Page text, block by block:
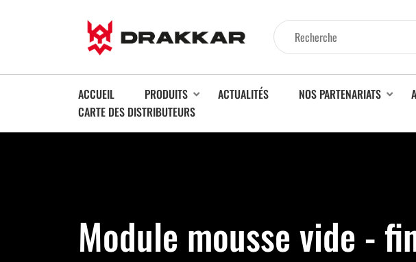
ACCUEIL PRODUITS ACTUALITÉS NOS PARTENARIATS
CARTE DES DISTRIBUTEURS
Module mousse vide -